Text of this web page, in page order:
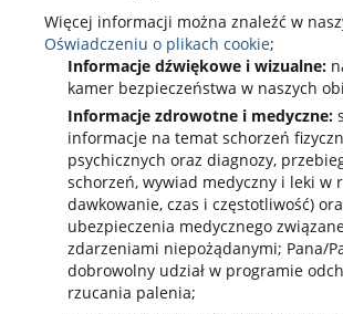
Więcej informacji można znaleźć w
Oświadczeniu o plikach cookie;
Informacje dźwiękowe i wizualne:
kamer bezpieczeństwa w naszych
Informacje zdrowotne i medyczne:
informacje na temat schorzeń
psychicznych oraz diagnozy,
schorzeń, wywiad medyczny i leki w
dawkowanie, czas i częstotliwość)
ubezpieczenia medycznego
zdarzeniami niepożądanymi; Pana/
dobrowolny udział w programie
rzucania palenia;